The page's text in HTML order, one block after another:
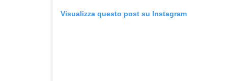
Visualizza questo post su Instagram